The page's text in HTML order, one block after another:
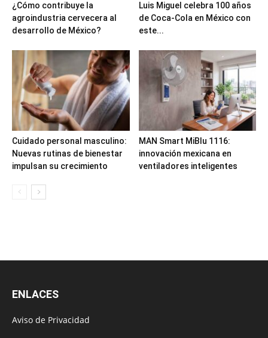
¿Cómo contribuye la
agroindustria cervecera al
desarrollo de México?
Luis Miguel celebra 100 años
de Coca-Cola en México con
este...
Cuidado personal masculino:
Nuevas rutinas de bienestar
impulsan su crecimiento
MAN Smart MiBlu 1116:
innovación mexicana en
ventiladores inteligentes
ENLACES
Aviso de Privacidad